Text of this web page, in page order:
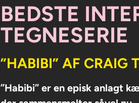
BEDSTE
TEGNESERIE
”HABIBI” AF CRAIG
”Habibi” er en episk anlagt